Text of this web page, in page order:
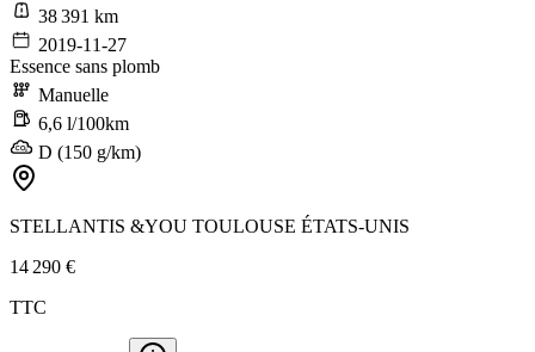
38 391 km
2019-11-27
Essence sans plomb
Manuelle
6,6 l/100km
D (150 g/km)
STELLANTIS &YOU TOULOUSE ÉTATS-UNIS
14 290 €
TTC